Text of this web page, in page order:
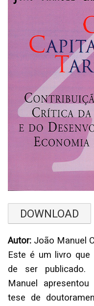
DOWNLOAD
Autor: João Manuel
Este é um livro
de ser publicado.
Manuel
tese de